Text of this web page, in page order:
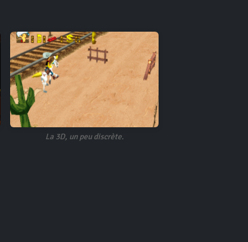
La 3D, un peu discrète.